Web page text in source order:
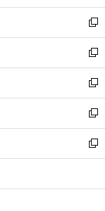
開
く
ウ
で
開
く
ン
ド
ウ
で
開
く
ウ
ィ
ン
ド
ウ
で
開
く
新
し
い
ウ
ィ
ン
ド
ウ
で
開
新
し
い
ウ
ィ
ン
ド
ウ
開
新
し
い
ウ
ィ
ン
ウ
新
し
い
ウ
ン
新
し
ウ